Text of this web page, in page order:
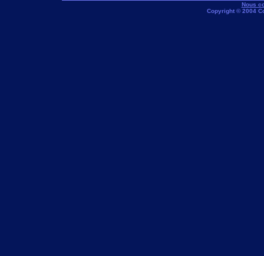
Nous
Copyright © 2004